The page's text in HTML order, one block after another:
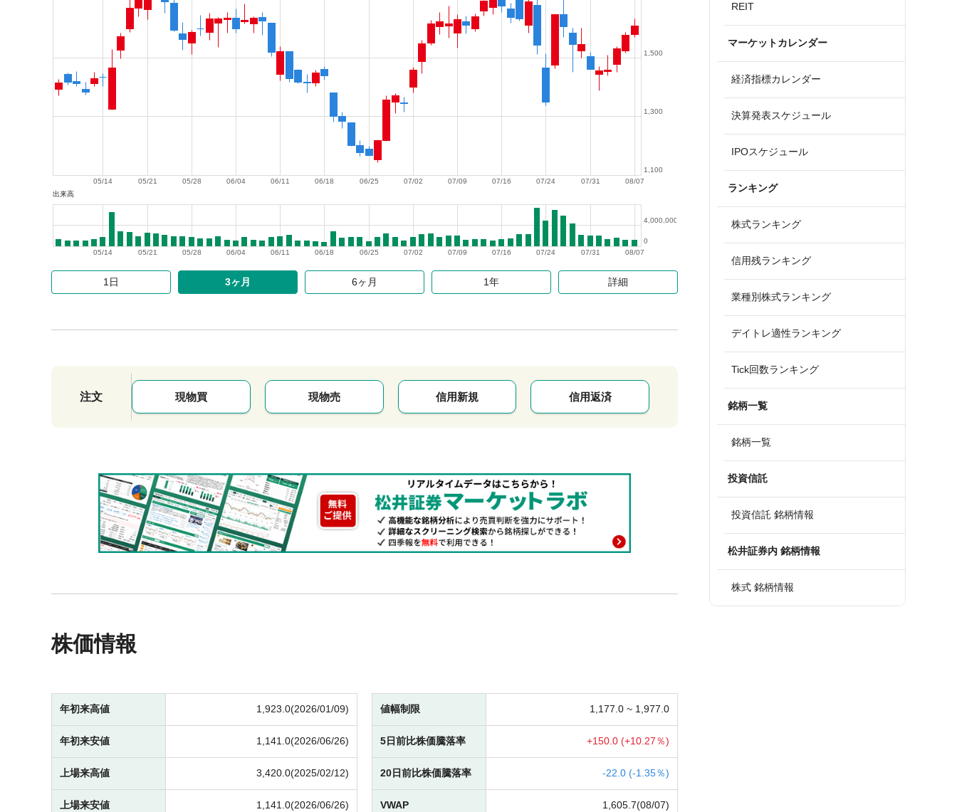
08/07
07/31
07/24
07/16
07/09
07/02
06/25
06/18
06/11
06/04
05/28
05/21
05/14
1,100
1,300
1,500
出来高
08/07
07/31
07/24
07/16
07/09
07/02
06/25
06/18
06/11
06/04
05/28
05/21
05/14
0
4,000,000
1日 3ヶ月 6ヶ月 1年 詳細
注文 現物買 現物売 信用新規 信用返済
株価情報
年初来高値 1,923.0(2026/01/09)
年初来安値 1,141.0(2026/06/26)
上場来高値 3,420.0(2025/02/12)
上場来安値 1,141.0(2026/06/26)
値幅制限 1,177.0 ~ 1,977.0
5日前比株価騰落率 +150.0 (+10.27％)
20日前比株価騰落率 -22.0 (-1.35％)
VWAP 1,605.7(08/07)
REIT
マーケットカレンダー
経済指標カレンダー
決算発表スケジュール
IPOスケジュール
ランキング
株式ランキング
信用残ランキング
業種別株式ランキング
デイトレ適性ランキング
Tick回数ランキング
銘柄一覧
銘柄一覧
投資信託
投資信託 銘柄情報
松井証券内 銘柄情報
株式 銘柄情報